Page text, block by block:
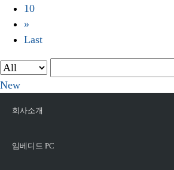
10
»
Last
New
회사소개
임베디드 PC